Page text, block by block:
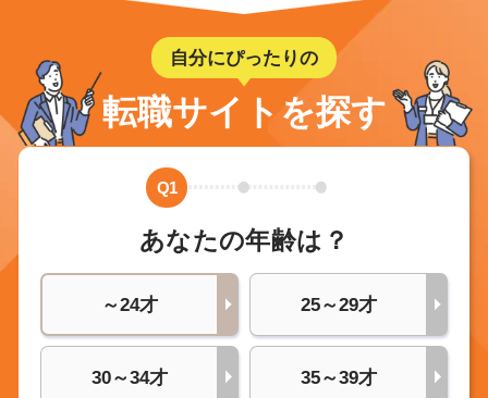
自分にぴったりの
転職サイトを探す
Q1
あなたの年齢は？
～24才 25～29才
30～34才 35～39才